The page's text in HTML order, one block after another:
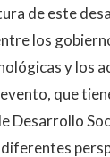
de este
los
y los
que
Desarrollo